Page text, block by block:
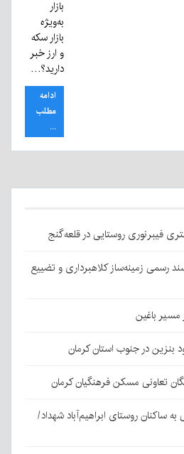
بازار
به‌ویژه
بازار سکه
و ارز خبر
دارید؟…
ادامه
مطلب
...
زمینه‌ساز کلاهبرداری و تضییع
بنزین در جنوب استان کرمان
تعاونی مسکن فرهنگیان کرمان
ساکنان روستای ابراهیم‌آباد شهداد/